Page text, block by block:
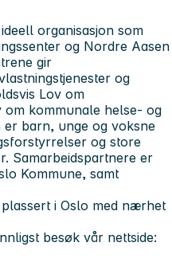
organisasjon som
og Nordre Aasen
gir
og
Lov om
om kommunale helse- og
barn, unge og voksne
og store
Samarbeidspartnere er
Kommune, samt
i Oslo med nærhet
besøk vår nettside: